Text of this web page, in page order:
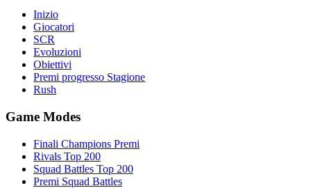
Inizio
Giocatori
SCR
Evoluzioni
Obiettivi
Premi progresso Stagione
Rush
Game Modes
Finali Champions Premi
Rivals Top 200
Squad Battles Top 200
Premi Squad Battles